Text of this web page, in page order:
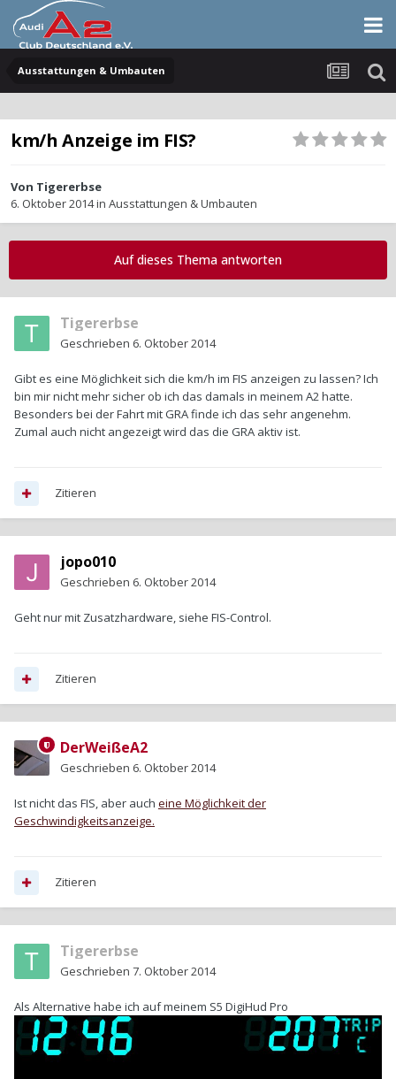
Ausstattungen & Umbauten
km/h Anzeige im FIS?
Von Tigererbse
6. Oktober 2014in Ausstattungen & Umbauten
Auf dieses Thema antworten
Tigererbse
Geschrieben 6. Oktober 2014
Gibt es eine Möglichkeit sich die km/h im FIS anzeigen zu lassen? Ich
bin mir nicht mehr sicher ob ich das damals in meinem A2 hatte.
Besonders bei der Fahrt mit GRA finde ich das sehr angenehm.
Zumal auch nicht angezeigt wird das die GRA aktiv ist.
Zitieren
jopo010
Geschrieben 6. Oktober 2014
Geht nur mit Zusatzhardware, siehe FIS-Control.
Zitieren
DerWeißeA2
Geschrieben 6. Oktober 2014
Ist nicht das FIS, aber auch eine Möglichkeit der
Geschwindigkeitsanzeige.
Zitieren
Tigererbse
Geschrieben 7. Oktober 2014
Als Alternative habe ich auf meinem S5 DigiHud Pro